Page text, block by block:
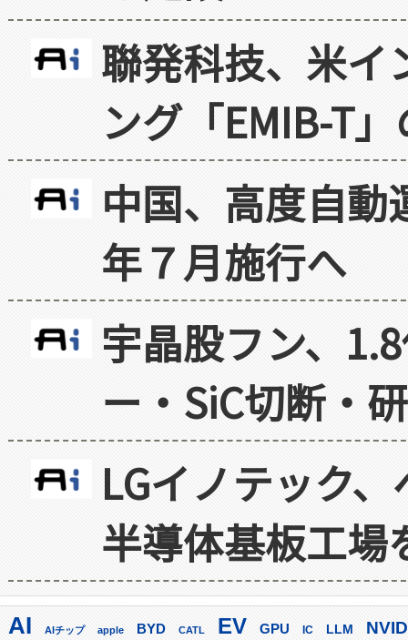
聯発科技、米イ
ング「EMIB-T
中国、高度自
年７月施行へ
宇晶股フン、
ー・SiC切断・
LGイノテック
半導体基板工場
AI AIチップ apple BYD CATL EV GPU IC LLM